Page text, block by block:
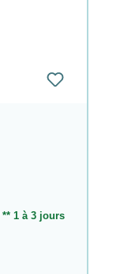
** 1 à 3 jours